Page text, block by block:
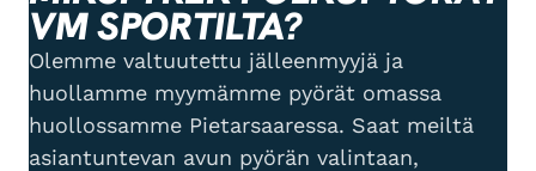
VM SPORTILTA?
Olemme valtuutettu jälleenmyyjä ja
huollamme myymämme pyörät omassa
huollossamme Pietarsaaressa. Saat meiltä
asiantuntevan avun pyörän valintaan,